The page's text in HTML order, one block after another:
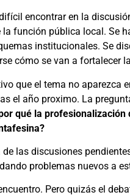
encontrar en la
función pública local. Se
institucionales. Se
cómo se van a fortalecer
que el tema no aparezca
el año proximo. La
qué la
las discusiones
problemas nuevos a
Pero quizás el